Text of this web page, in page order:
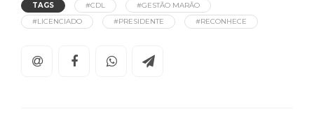
TAGS #CDL
#GESTÃO MARÃO
#LICENCIADO
#PRESIDENTE #RECONHECE